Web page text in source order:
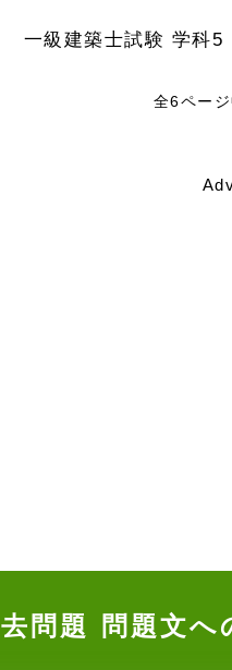
一級建築士試験 学科5
全6ペー
問題 問題文へ